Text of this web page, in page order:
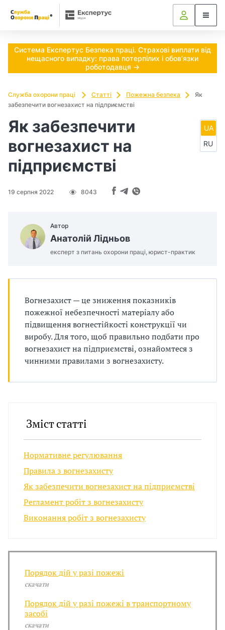
Система Експертус Безпека праці. Страхові виплати від
нещасного випадку: права потерпілих і обов’язки
роботодавця →
Служба охорони праці Статті Пожежна безпека
Як
забезпечити вогнезахист на підприємстві
Як забезпечити
вогнезахист на
підприємстві
19 серпня 2022 8043
UA
RU
Автор
Анатолій Лідньов
експерт з питань охорони праці, юрист-практик
Вогнезахист — це зниження показників
пожежної небезпечності матеріалу або
підвищення вогнестійкості конструкції чи
виробу. Для того, щоб правильно подбати про
вогнезахист на підприємстві, ознайомтеся з
чинними правилами з вогнезахисту.
Зміст статті
Нормативне регулювання
Правила з вогнезахисту
Як забезпечити вогнезахист на підприємстві
Регламент робіт з вогнезахисту
Виконання робіт з вогнезахисту
Порядок дій у разі пожежі
скачати
Порядок дій у разі пожежі в транспортному
засобі
скачати
Ч
о
т
р
н
о
у